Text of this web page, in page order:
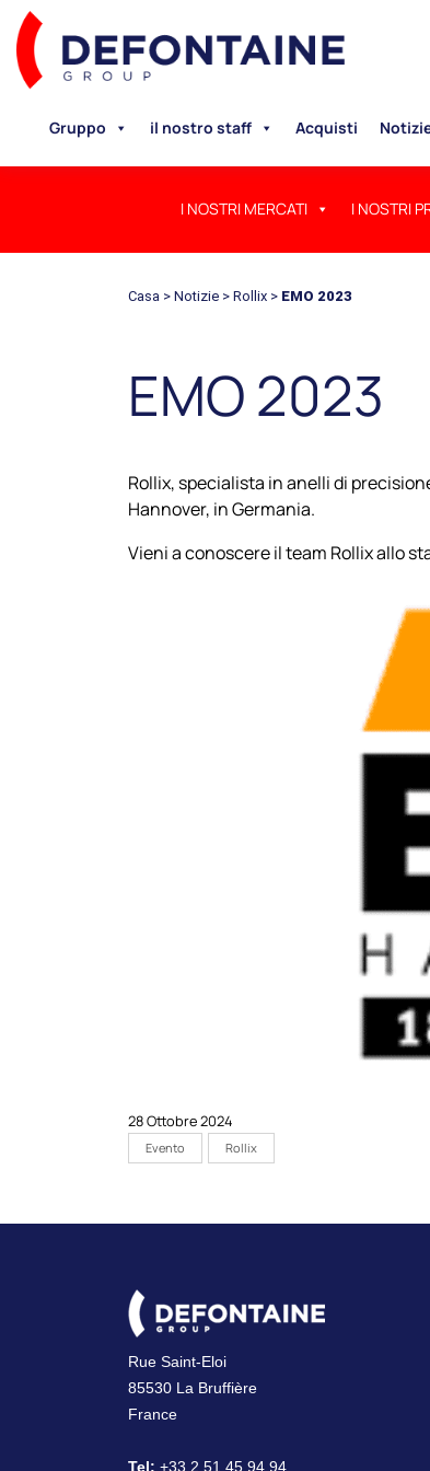
I NOSTRI MERCATI I NOSTRI
Gruppo il nostro staff Acquisti
Casa > Notizie > Rollix > EMO 2023
EMO 2023
Rollix, specialista in anelli di
Hannover, in Germania.
Vieni a conoscere il team Rollix allo
28 Ottobre 2024
Evento Rollix
Rue Saint-Eloi
85530 La Bruffière
France
Tel: +33 2 51 45 94 94